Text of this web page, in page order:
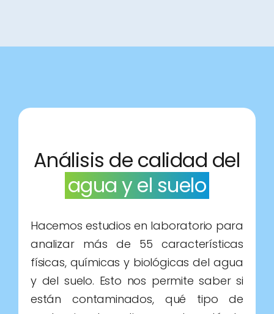
Análisis de calidad del
agua y el suelo
Hacemos estudios en laboratorio para
analizar más de 55 características
físicas, químicas y biológicas del agua
y del suelo. Esto nos permite saber si
están contaminados, qué tipo de